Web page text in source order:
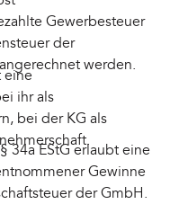
Gewerbesteuer
der
werden.
eine
ihr als
bei der KG als
34a EStG erlaubt eine
Gewinne
der GmbH.